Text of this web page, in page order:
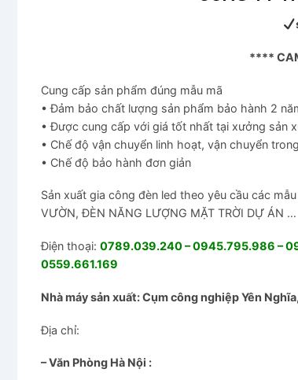
****
Cung cấp sản phẩm đúng mẫu mã
• Đảm bảo chất lượng sản phẩm bảo hành 2
• Được cung cấp với giá tốt nhất tại xưởng sản
• Chế độ vận chuyển linh hoạt, vận chuyển
• Chế độ bảo hành đơn giản
Sản xuất gia công đèn led theo yêu cầu các
VƯỜN, ĐÈN NĂNG LƯỢNG MẶT TRỜI DỰ ÁN …
Điện thoại: 0789.039.240 – 0945.795.986 –
0559.661.169
Nhà máy sản xuất: Cụm công nghiệp Yên
Địa chỉ:
– Văn Phòng Hà Nội :